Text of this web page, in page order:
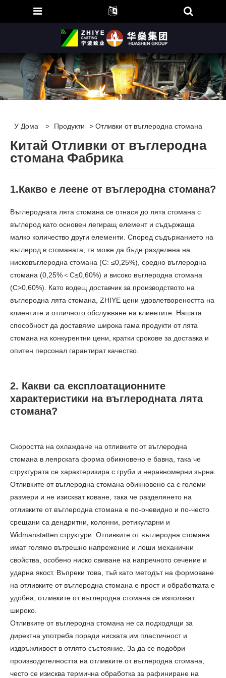
У Дома > Продукти > Отливки от въглеродна стомана
Китай Отливки от въглеродна
стомана Фабрика
1.Какво е леене от въглеродна стомана?
Въглеродната лята стомана се отнася до лята стомана с
въглерод като основен легиращ елемент и съдържаща
малко количество други елементи. Според съдържанието на
въглерод в стоманата, тя може да бъде разделена на
нисковъглеродна стомана (C: ≤0,25%), средно въглеродна
стомана (0,25%＜C≤0,60%) и високо въглеродна стомана
(C>0,60%). Като водещ доставчик за производството на
въглеродна лята стомана, ZHIYE цени удовлетвореността на
клиентите и отличното обслужване на клиентите. Нашата
способност да доставяме широка гама продукти от лята
стомана на конкурентни цени, кратки срокове за доставка и
опитен персонал гарантират качество.
2. Какви са експлоатационните
характеристики на въглеродната лята
стомана?
Скоростта на охлаждане на отливките от въглеродна
стомана в леярската форма обикновено е бавна, така че
структурата се характеризира с груби и неравномерни зърна.
Отливките от въглеродна стомана обикновено са с големи
размери и не изискват коване, така че разделянето на
отливките от въглеродна стомана е по-очевидно и по-често
срещани са дендритни, колонни, ретикуларни и
Widmanstatten структури. Отливките от въглеродна стомана
имат голямо вътрешно напрежение и лоши механични
свойства, особено ниско свиване на напречното сечение и
ударна якост. Въпреки това, тъй като методът на формоване
на отливките от въглеродна стомана е прост и обработката е
удобна, отливките от въглеродна стомана се използват
широко.
Отливките от въглеродна стомана не са подходящи за
директна употреба поради ниската им пластичност и
издръжливост в отлято състояние. За да се подобри
производителността на отливките от въглеродна стомана,
често се изисква термична обработка за рафиниране на